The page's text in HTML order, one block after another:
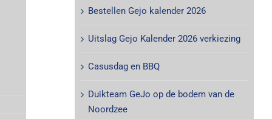
Bestellen Gejo kalender 2026
Uitslag Gejo Kalender 2026 verkiezing
Casusdag en BBQ
Duikteam GeJo op de bodem van de
Noordzee